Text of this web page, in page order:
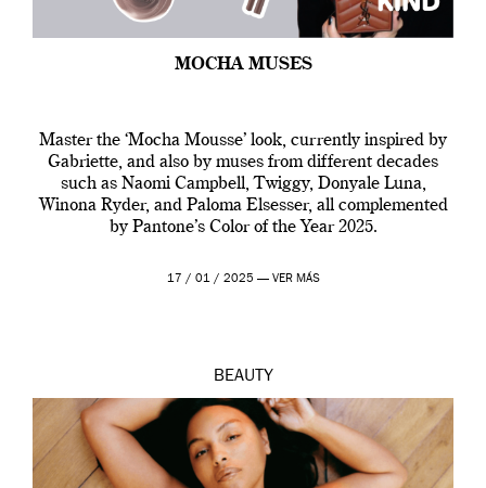
MOCHA MUSES
Master the ‘Mocha Mousse’ look, currently inspired by
Gabriette, and also by muses from different decades
such as Naomi Campbell, Twiggy, Donyale Luna,
Winona Ryder, and Paloma Elsesser, all complemented
by Pantone’s Color of the Year 2025.
17 / 01 / 2025 — VER MÁS
BEAUTY